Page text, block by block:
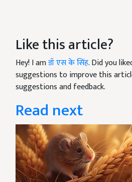
Like this article?
Hey! I amडॉ एस के सिंह. Did you
suggestions to improve this
suggestions and feedback.
Read next